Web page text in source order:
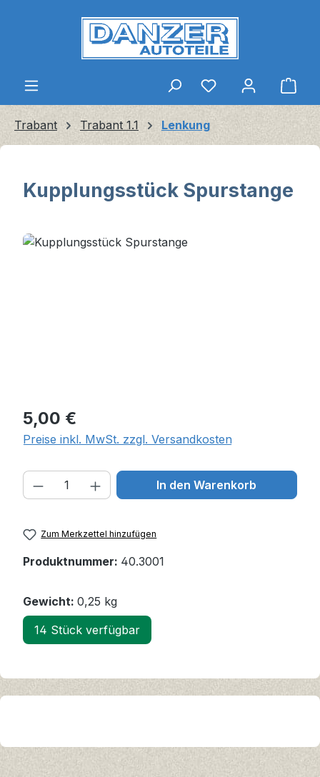
Zum Hauptinhalt springen
Trabant Trabant 1.1 Lenkung
Kupplungsstück Spurstange
Bildergalerie überspringen
Regulärer Preis:
5,00 €
Preise inkl. MwSt. zzgl. Versandkosten
Produkt Anzahl: Gib den
In den Warenkorb
Zum Merkzettel hinzufügen
Produktnummer: 40.3001
Gewicht: 0,25 kg
14 Stück verfügbar